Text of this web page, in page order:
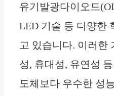
유기발광다이오드
LED 기술 등 다양한
고 있습니다. 이러한
성, 휴대성, 유연성
도체보다 우수한 성